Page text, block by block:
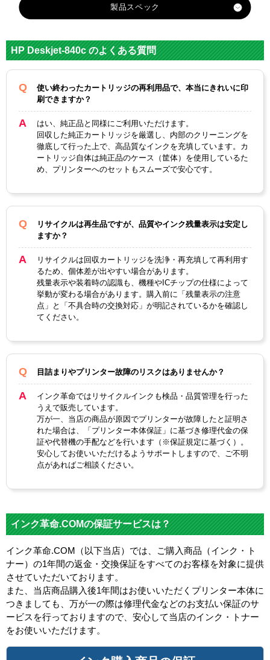
製品スペック
メーカー
hp
純正型番
HP15 プリント
カートリッジ
HP17 プリント
カートリッジ 3
色カラー
カラー ブラック
顔料・染料 染料
ICチップ あり
HP Deskjet-840c のよくある質問
使い終わったカートリッジの再利用品で、本当にきれいに印
刷できますか？
はい、純正品と同様にご利用いただけます。
回収した純正カートリッジを厳選し、内部のクリーニングを
徹底して行った上で、高品質なインクを充填しています。カ
ートリッジ自体は純正品のケース（筐体）を使用しているた
め、プリンターへのセットもスムーズで安心です。
リサイクルは再生品ですが、品質やインク残量表示は安定し
ますか？
リサイクルは回収カートリッジを洗浄・再充填して再利用す
るため、個体差が出やすい場合があります。
残量表示や装着時の認識も、機種やICチップの仕様によって
挙動が変わる場合があります。購入前に「残量表示の注意
点」と「不具合時の交換対応」が明記されているかを確認し
てください。
目詰まりやプリンター故障のリスクはありませんか？
インク革命ではリサイクルインクも検品・品質管理を行った
うえで販売しています。
万が一、当店の商品が原因でプリンターが故障したと証明さ
れた場合は、「プリンター本体保証」に基づき修理代金の保
証や代替機の手配などを行います（※保証規定に基づく）。
安心してお使いいただけるようサポートしますので、ご不明
点があればご相談ください。
インク革命.COMの保証サービスは？
インク革命.COM（以下当店）では、ご購入商品（インク・ト
ナー）の1年間の返金・交換保証をすべてのお客様を対象に提供
させていただいております。
また、当店商品購入後1年間はお使いいただくプリンター本体に
つきましても、万が一の際は修理代金などのお支払い保証のサ
ービスを行っておりますので、安心して当店のインク・トナー
をお使いいただけます。